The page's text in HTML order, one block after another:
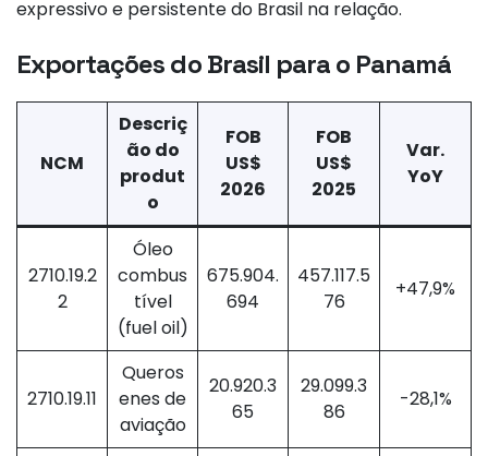
expressivo e persistente do Brasil na relação.
Exportações do Brasil para o Panamá
NCM
Descriç
ão do
produt
o
FOB
US$
2026
FOB
US$
2025
Var.
YoY
2710.19.2
2
Óleo
combus
tível
(fuel oil)
675.904.
694
457.117.5
76
+47,9%
2710.19.11
Queros
enes de
aviação
20.920.3
65
29.099.3
86
-28,1%